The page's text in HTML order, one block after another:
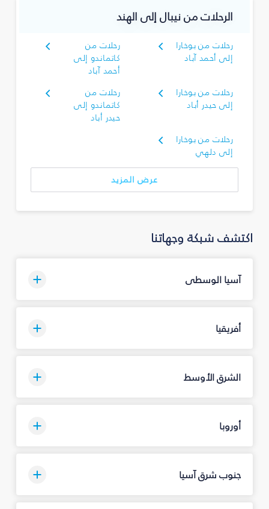
الرحلات من نيبال إلى الهند
رحلات من بوخارا
إلى أحمد آباد
رحلات من
كاتماندو إلى
أحمد آباد
رحلات من بوخارا
إلى حيدر أباد
رحلات من
كاتماندو إلى
حيدر أباد
رحلات من بوخارا
إلى دلهي
عرض المزيد
اكتشف شبكة وجهاتنا
آسيا الوسطى
أفريقيا
الشرق الأوسط
أوروبا
جنوب شرق آسيا